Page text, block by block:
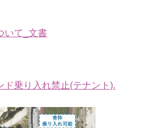
いて_文書
ド乗り入れ禁止(テナント).